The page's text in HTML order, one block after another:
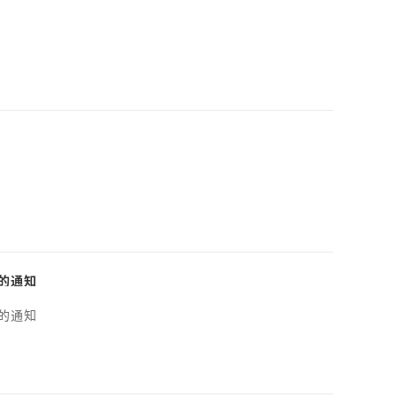
通知
通知